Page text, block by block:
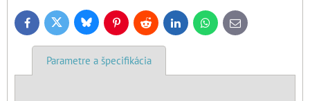
FacebookTwitter BlueskyPinterestReddit LinkedInWhatsApp
E-
mail
Parametre a špecifikácia